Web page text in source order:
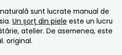
sunt lucrate manual de
Un șorț din piele este un lucru
atelier. De asemenea, este
original.